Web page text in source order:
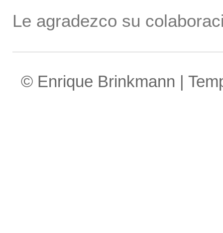
Le agradezco su
© Enrique Brinkmann |